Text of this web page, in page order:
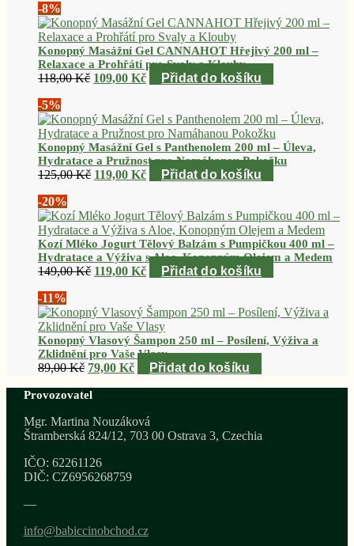
-8%
Konopný Masážní Gel CANNAHOT Hřejivý 200 ml –
Relaxace a Prohřátí pro Svaly a Klouby
118,00Kč Původní
118,00 Kč.
109,00 KčAktuální
109,00 Kč.
Přidat do košíku
-5%
Konopný Masážní Gel s Panthenolem 200 ml – Úleva,
Hydratace a Pružnost pro Namáhanou Pokožku
125,00Kč Původní
125,00 Kč.
119,00 KčAktuální
119,00 Kč.
Přidat do košíku
-20%
Kozí Mléko Jogurt Tělový Balzám s Pumpičkou 400 ml –
Hydratace a Výživa s Aloe, Konopným Olejem a Medem
149,00Kč Původní
149,00 Kč.
119,00 KčAktuální
119,00 Kč.
Přidat do košíku
-11%
Konopný Vlasový Šampon 250 ml – Posílení, Výživa a
Zklidnění pro Vaše Vlasy
89,00Kč Původní
byla:
79,00 KčAktuální
Přidat do košíku
Provozovatel
Mgr. Martina Nouzáková
Štramberská 824/12, 703 00 Ostrava 3, Czechia
IČO: 62261126
DIČ: CZ6956268759
—
info@babiccinobchod.cz